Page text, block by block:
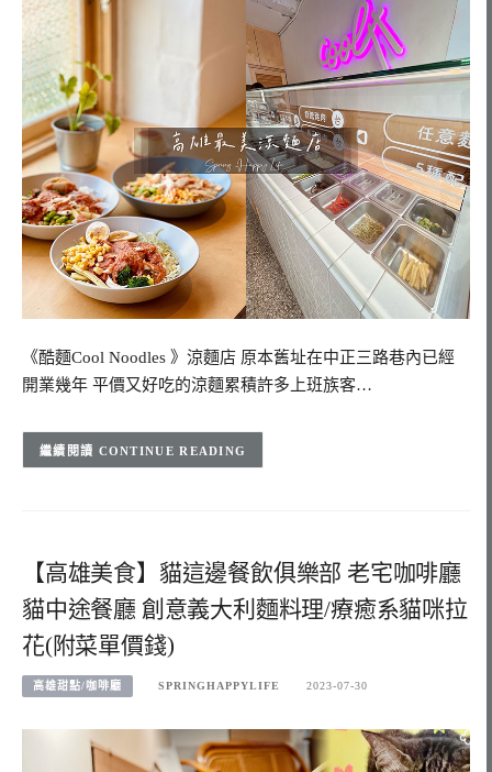
《酷麵Cool Noodles 》涼麵店 原本舊址在中正三路巷內已經
開業幾年 平價又好吃的涼麵累積許多上班族客…
CONTINUE READING
【高雄美食】貓這邊餐飲俱樂部 老宅咖啡廳
貓中途餐廳 創意義大利麵料理/療癒系貓咪拉
花(附菜單價錢)
高雄甜點/咖啡廳 SPRINGHAPPYLIFE 2023-07-30